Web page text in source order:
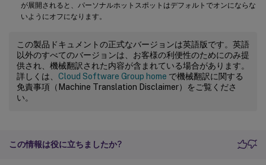
が展開されると、パーソナルホットスポットはデフォルトでオンにならな
いようにオフになります。
この製品ドキュメントの正式なバージョンは英語版です。英語
以外のすべてのバージョンは、お客様の利便性のためにのみ提
供され、機械翻訳された内容が含まれている場合があります。
詳しくは、 Cloud Software Group home で機械翻訳に関する
免責事項（Machine Translation Disclaimer）をご覧くださ
い。
この情報は役に立ちましたか?